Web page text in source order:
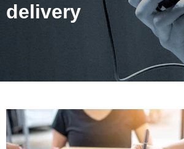
delivery